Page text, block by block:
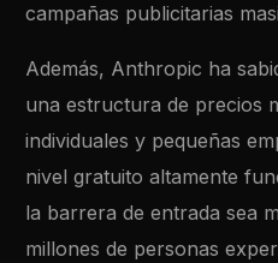
campañas publicitarias
Además, Anthropic ha
una estructura de precios
individuales y pequeñas
nivel gratuito altamente
la barrera de entrada sea
millones de personas